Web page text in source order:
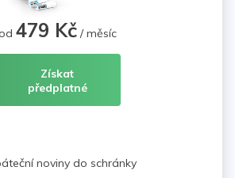
479 Kč/ měsíc
Získat
předplatné
noviny do schránky